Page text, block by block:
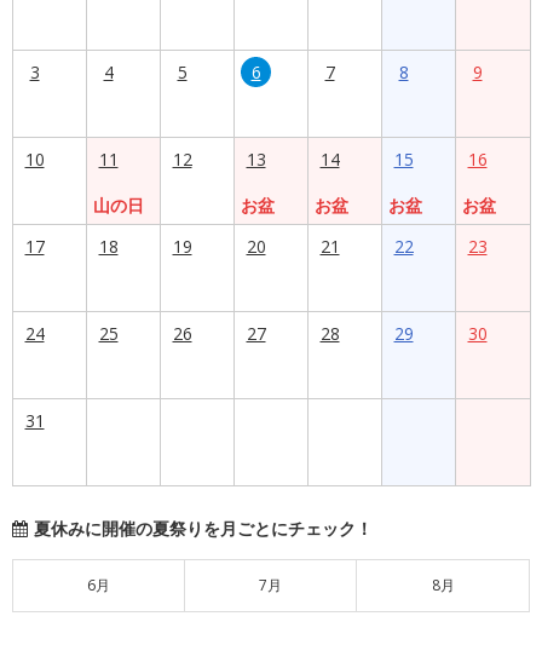
3 4 5 6 7 8 9
10
11
山の日
12
13
お盆
14
お盆
15
お盆
16
お盆
17
18 19 20 21 22 23
24 25 26 27 28 29 30
31
夏休みに開催の夏祭りを月ごとにチェック！
6月 7月 8月